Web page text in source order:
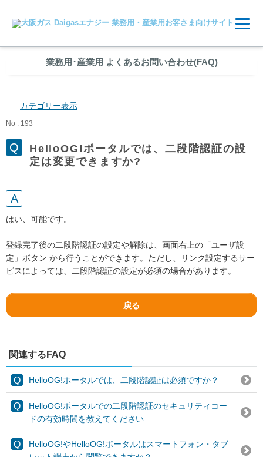
業務用 ･産業用 よくあるお問い合わせ(FAQ)
カテゴリー表示
No : 193
HelloOG!ポータルでは、二段階認証の設
定は変更できますか?
はい、可能です。
登録完了後の二段階認証の設定や解除は、画面右上の「ユーザ設
定」ボタン から行うことができます。ただし、リンク設定するサー
ビスによっては、二段階認証の設定が必須の場合があります。
戻る
関連するFAQ
HelloOG!ポータルでは、二段階認証は必須ですか？
HelloOG!ポータルでの二段階認証のセキュリティコー
ドの有効時間を教えてください
HelloOG!やHelloOG!ポータルはスマートフォン・タブ